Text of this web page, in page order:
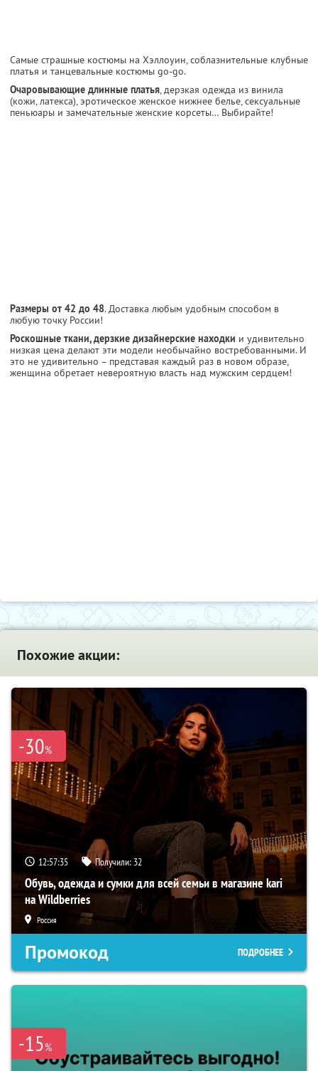
Самые страшные костюмы на Хэллоуин, соблазнительные клубные
платья и танцевальные костюмы go-go.
Очаровывающие длинные платья, дерзкая одежда из винила
(кожи, латекса), эротическое женское нижнее белье, сексуальные
пеньюары и замечательные женские корсеты… Выбирайте!
Размеры от 42 до 48. Доставка любым удобным способом в
любую точку России!
Роскошные ткани, дерзкие дизайнерские находки и удивительно
низкая цена делают эти модели необычайно востребованными. И
это не удивительно – представая каждый раз в новом образе,
женщина обретает невероятную власть над мужским сердцем!
Похожие акции:
-30%
12:57:34 Получили: 32
Обувь, одежда и сумки для всей семьи в магазине kari
на Wildberries
Россия
Промокод ПОДРОБНЕЕ
-15%